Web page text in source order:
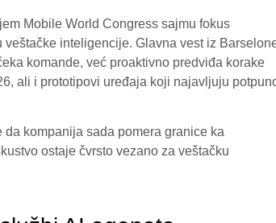
Mobile World Congress sajmu fokus
inteligencije. Glavna vest iz
komande, već proaktivno predviđa korake
ali i prototipovi uređaja koji najavljuju
kompanija sada pomera granice ka
ostaje čvrsto vezano za veštačku